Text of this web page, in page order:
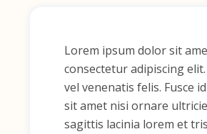
Lorem ipsum dolor sit
consectetur adipiscing elit.
vel venenatis felis. Fusce
sit amet nisi ornare
sagittis lacinia lorem et